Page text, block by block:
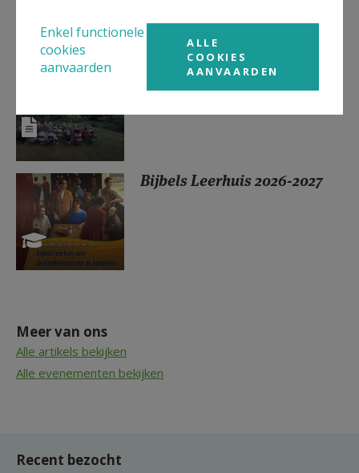
Welkom op de zomerse
Beiaardconcerten in Lokeren
Bijbels Leerhuis 2026-2027
Meer van ons
Alle artikels bekijken
Alle evenementen bekijken
Recent bezocht
Enkel functionele
cookies
aanvaarden
ALLE
COOKIES
AANVAARDEN